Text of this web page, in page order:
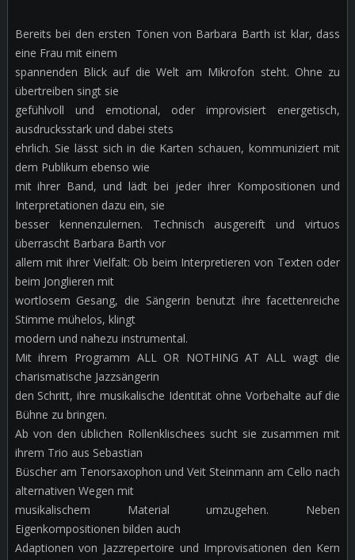
Bereits bei den ersten Tönen von Barbara Barth ist klar, dass
eine Frau mit einem
spannenden Blick auf die Welt am Mikrofon steht. Ohne zu
übertreiben singt sie
gefühlvoll und emotional, oder improvisiert energetisch,
ausdrucksstark und dabei stets
ehrlich. Sie lässt sich in die Karten schauen, kommuniziert mit
dem Publikum ebenso wie
mit ihrer Band, und lädt bei jeder ihrer Kompositionen und
Interpretationen dazu ein, sie
besser kennenzulernen. Technisch ausgereift und virtuos
überrascht Barbara Barth vor
allem mit ihrer Vielfalt: Ob beim Interpretieren von Texten oder
beim Jonglieren mit
wortlosem Gesang, die Sängerin benutzt ihre facettenreiche
Stimme mühelos, klingt
modern und nahezu instrumental.
Mit ihrem Programm ALL OR NOTHING AT ALL wagt die
charismatische Jazzsängerin
den Schritt, ihre musikalische Identität ohne Vorbehalte auf die
Bühne zu bringen.
Ab von den üblichen Rollenklischees sucht sie zusammen mit
ihrem Trio aus Sebastian
Büscher am Tenorsaxophon und Veit Steinmann am Cello nach
alternativen Wegen mit
musikalischem Material umzugehen. Neben
Eigenkompositionen bilden auch
Adaptionen von Jazzrepertoire und Improvisationen den Kern